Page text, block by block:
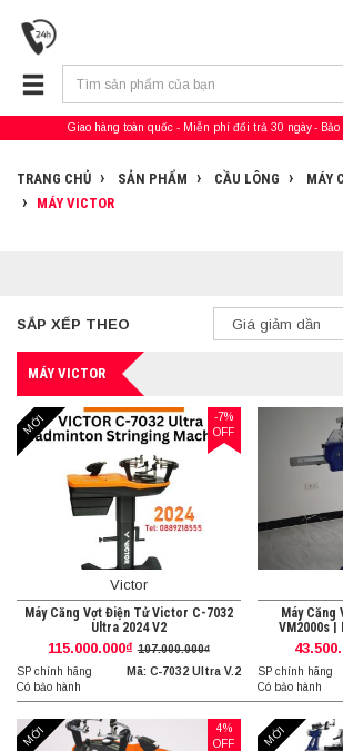
Giao hàng toàn quốc Miễn phí đổi trả 30 ngày
TRANG CHỦ SẢN PHẨM CẦU LÔNG
MÁY
MÁY VICTOR
SẮP XẾP THEO
MÁY VICTOR
MỚI
-7%
OFF
Victor
Máy Căng Vợt Điện Tử Victor C-7032
Ultra 2024 V2
115.000.000₫ 107.000.000₫
SP chính hãng
Có bảo hành
Mã: C-7032 Ultra V.2
Máy
VM2000s |
SP chính hãng
Có bảo hành
MỚI
4%
OFF
MỚI